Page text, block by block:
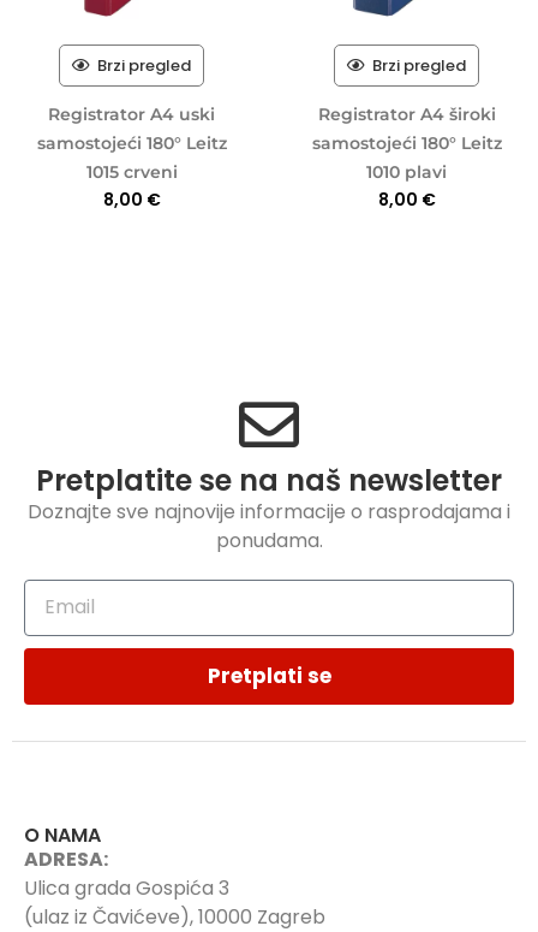
Brzi pregled
Registrator A4 uski
samostojeći 180° Leitz
1015 crveni
8,00 €
Brzi pregled
Registrator A4 široki
samostojeći 180° Leitz
1010 plavi
8,00 €
Pretplatite se na naš newsletter
Doznajte sve najnovije informacije o rasprodajama i
ponudama.
Pretplati se
O NAMA
ADRESA:
Ulica grada Gospića 3
(ulaz iz Čavićeve), 10000 Zagreb